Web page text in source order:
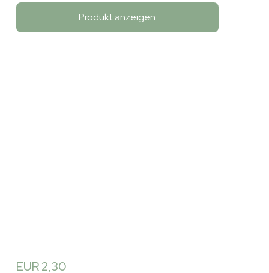
Produkt anzeigen
EUR 2,30